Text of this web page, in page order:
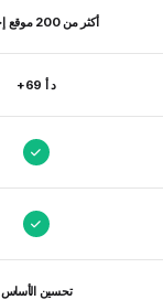
أكثر من 200 موقع إخباري
د أ 69+
تحسين الأساس